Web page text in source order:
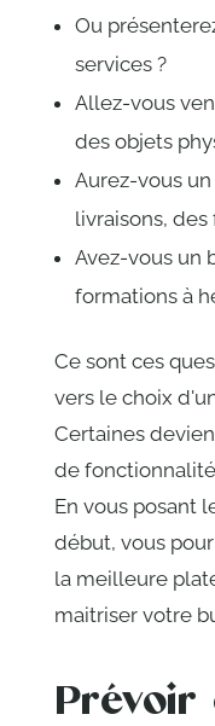
Ou
services ?
Allez-vous
des objets
Aurez-vous un
livraisons, des
Avez-vous un
formations à
Ce sont ces
vers le choix
Certaines
de
En vous posant
début, vous
la meilleure
maitriser votre
Prévoir